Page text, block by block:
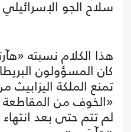
سلاح الجو
هذا الكلام نسبته
كان المسؤولون
تمنع الملكة اليزابيث
«الخوف من المقاطعة
لم تتم حتى بعد